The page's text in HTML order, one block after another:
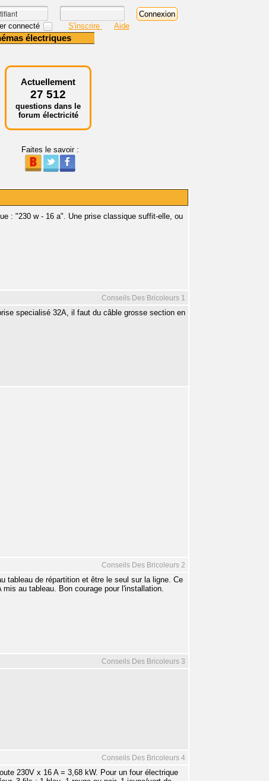
connecté S'inscrire Aide
électriques
Actuellement
27 512
questions dans le
forum électricité
Faites le savoir :
: "230 w - 16 a". Une prise classique suffit-elle, ou
Conseils Des Bricoleurs 1
specialisé 32A, il faut du câble grosse section en
Conseils Des Bricoleurs 2
tableau de répartition et être le seul sur la ligne. Ce
au tableau. Bon courage pour l'installation.
Conseils Des Bricoleurs 3
Conseils Des Bricoleurs 4
230V x 16 A = 3,68 kW. Pour un four électrique